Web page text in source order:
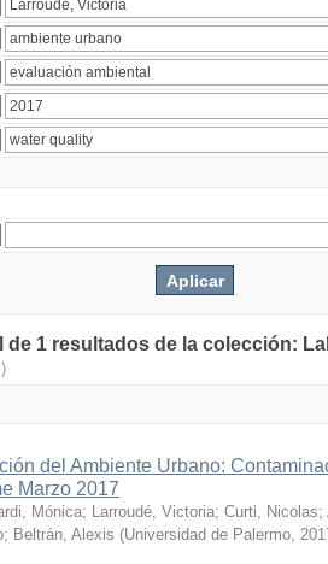
de 1 resultados de la colección:
del Ambiente Urbano:
Marzo 2017
Mónica; Larroudé, Victoria; Curti, Nicolas;
; Beltrán, Alexis (Universidad de Palermo,